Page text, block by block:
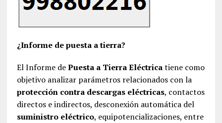
¿Informe de puesta a tierra?
El Informe dePuesta a Tierra Eléctricatiene como
objetivo analizar parámetros relacionados con la
protección contra descargas eléctricas, contactos
directos e indirectos, desconexión automática del
suministro eléctrico, equipotencializaciones, entre